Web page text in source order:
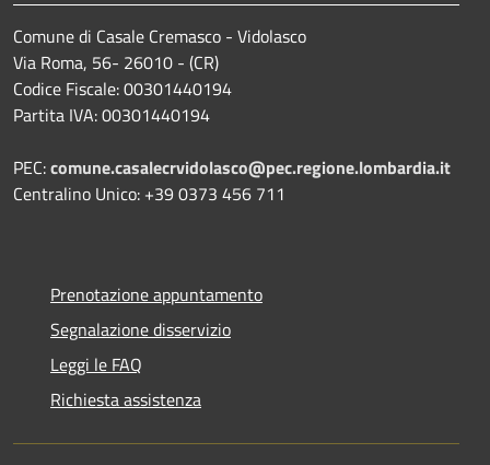
Comune di Casale Cremasco - Vidolasco
Via Roma, 56- 26010 - (CR)
Codice Fiscale: 00301440194
Partita IVA: 00301440194
PEC:comune.casalecrvidolasco@pec.regione.lombardia.it
Centralino Unico: +39 0373 456 711
Prenotazione appuntamento
Segnalazione disservizio
Leggi le FAQ
Richiesta assistenza